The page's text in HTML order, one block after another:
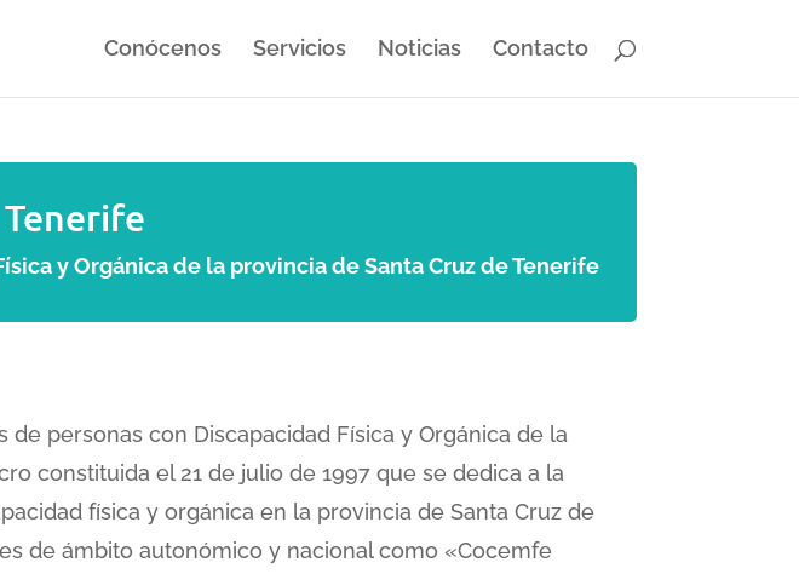
Conócenos Servicios Noticias Contacto
Tenerife
y Orgánica de la provincia de Santa Cruz de Tenerife
de personas con Discapacidad Física y Orgánica de la
constituida el 21 de julio de 1997 que se dedica a la
física y orgánica en la provincia de Santa Cruz de
de ámbito autonómico y nacional como «Cocemfe